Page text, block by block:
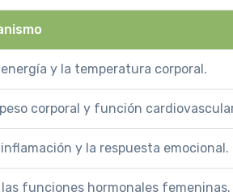
y la temperatura corporal.
corporal y función
y la respuesta emocional.
funciones hormonales femeninas.